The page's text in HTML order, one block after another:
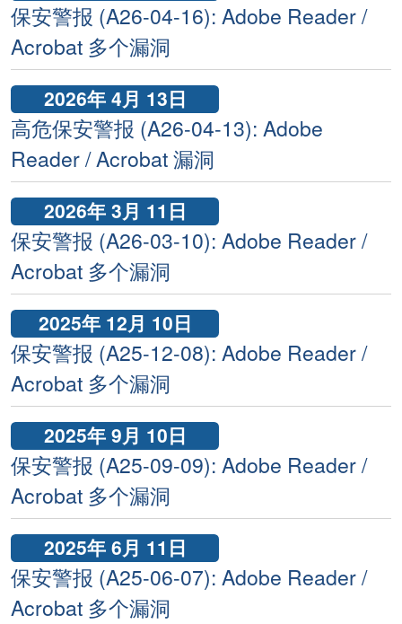
保安警报 (A26-04-16): Adobe Reader /
Acrobat 多个漏洞
2026年 4月 13日
高危保安警报 (A26-04-13): Adobe
Reader / Acrobat 漏洞
2026年 3月 11日
保安警报 (A26-03-10): Adobe Reader /
Acrobat 多个漏洞
2025年 12月 10日
保安警报 (A25-12-08): Adobe Reader /
Acrobat 多个漏洞
2025年 9月 10日
保安警报 (A25-09-09): Adobe Reader /
Acrobat 多个漏洞
2025年 6月 11日
保安警报 (A25-06-07): Adobe Reader /
Acrobat 多个漏洞